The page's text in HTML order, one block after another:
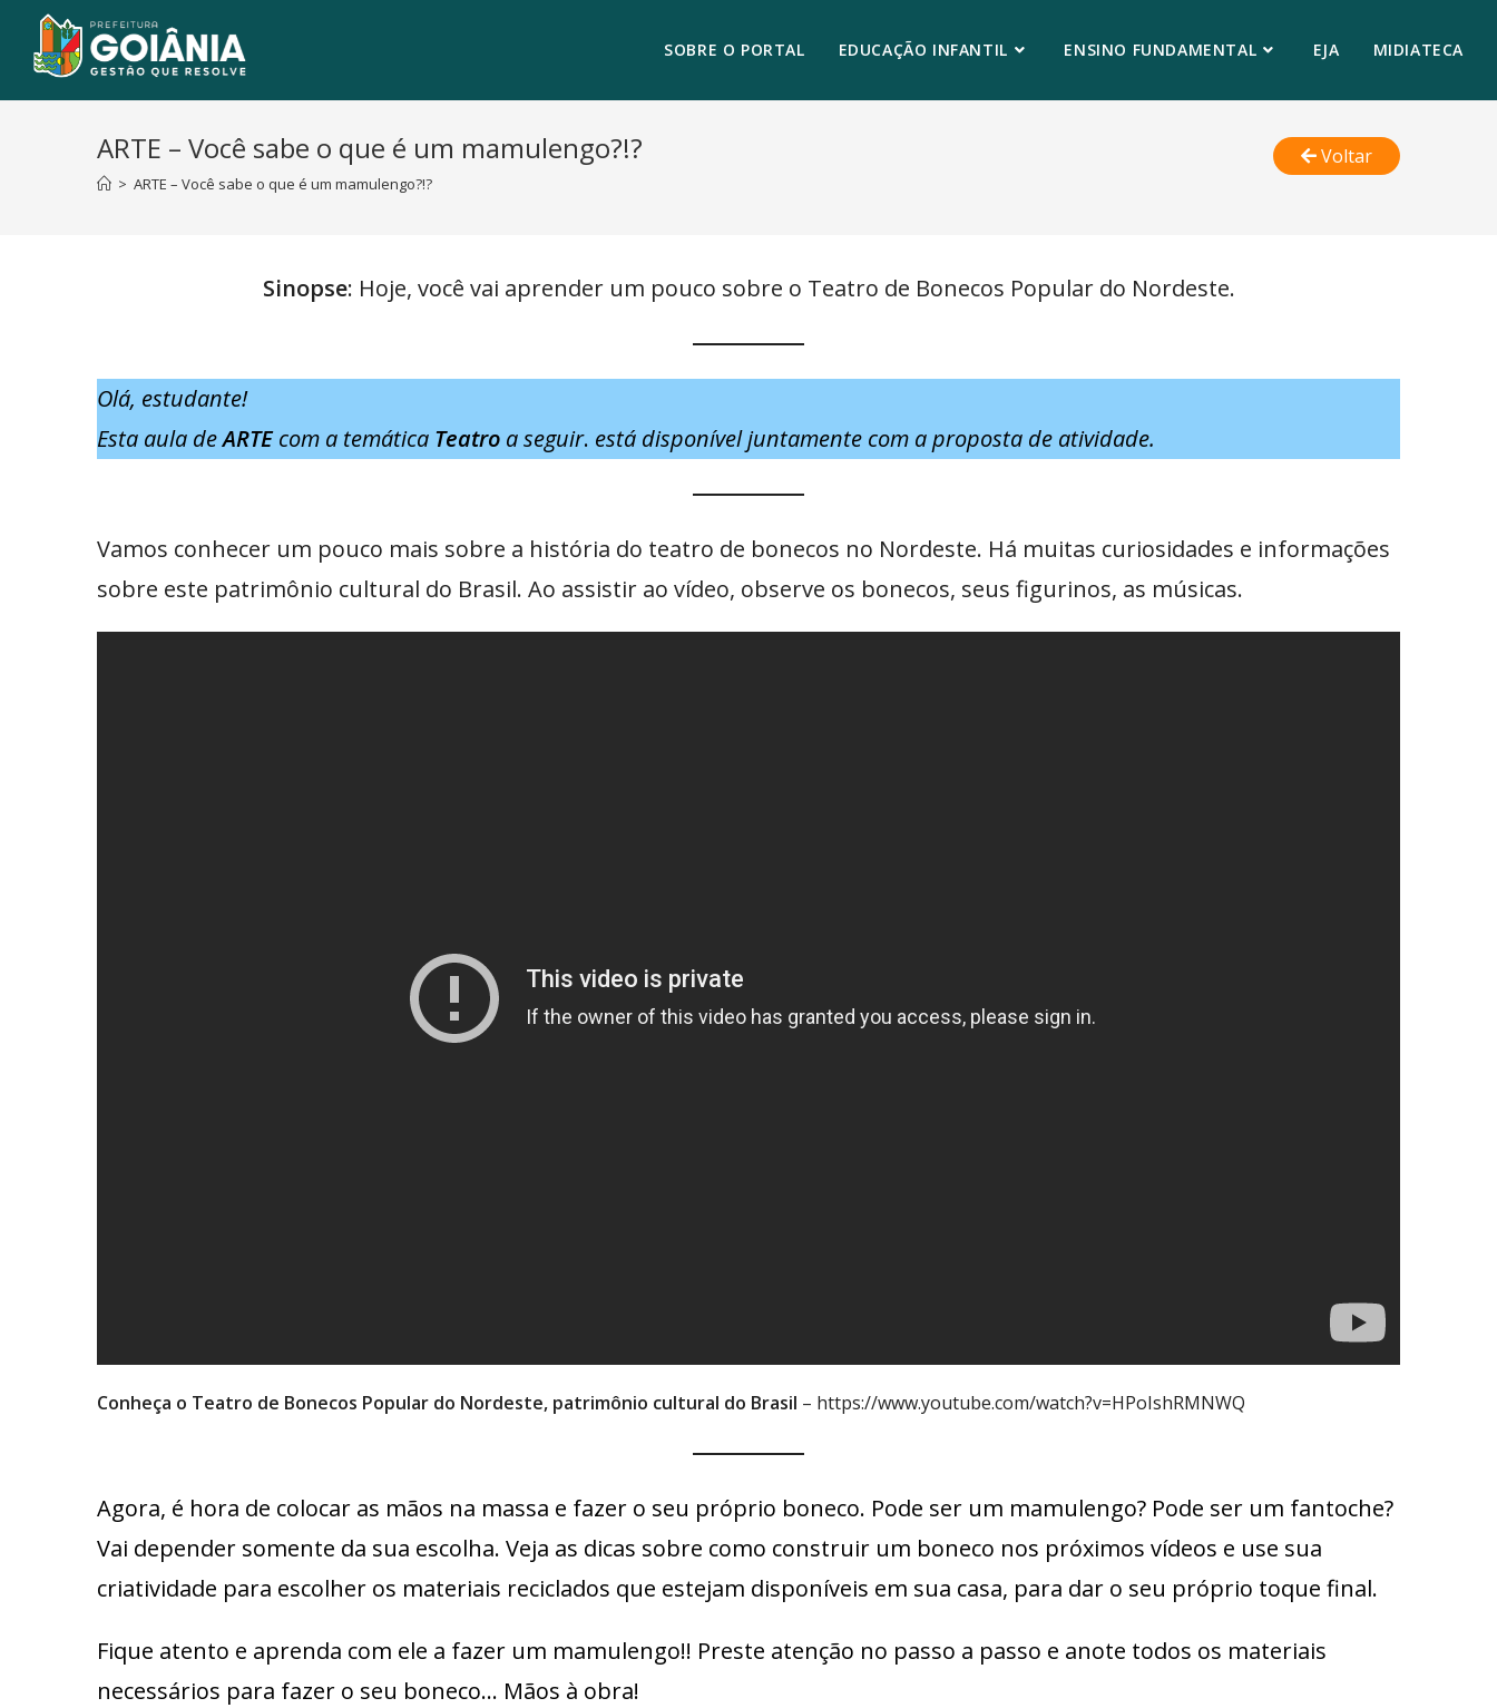
SOBRE O PORTAL EDUCAÇÃO INFANTIL ENSINO FUNDAMENTAL EJA MIDIATECA
ARTE – Você sabe o que é um mamulengo?!?
> ARTE – Você sabe o que é um mamulengo?!?
Voltar
Sinopse: Hoje, você vai aprender um pouco sobre o Teatro de Bonecos Popular do Nordeste.
Olá, estudante!
Esta aula deARTEcom a temática Teatro a seguir. está disponível juntamente com a proposta de atividade.
Vamos conhecer um pouco mais sobre a história do teatro de bonecos no Nordeste. Há muitas curiosidades e informações
sobre este patrimônio cultural do Brasil. Ao assistir ao vídeo, observe os bonecos, seus figurinos, as músicas.
Conheça o Teatro de Bonecos Popular do Nordeste, patrimônio cultural do Brasil – https://www.youtube.com/watch?v=HPoIshRMNWQ
Agora, é hora de colocar as mãos na massa e fazer o seu próprio boneco. Pode ser um mamulengo? Pode ser um fantoche?
Vai depender somente da sua escolha. Veja as dicas sobre como construir um boneco nos próximos vídeos e use sua
criatividade para escolher os materiais reciclados que estejam disponíveis em sua casa, para dar o seu próprio toque final.
Fique atento e aprenda com ele a fazer um mamulengo!! Preste atenção no passo a passo e anote todos os materiais
necessários para fazer o seu boneco… Mãos à obra!